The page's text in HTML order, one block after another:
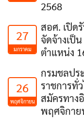
2568
27
มกราคม
สอศ. เปิด
จัดจ้างเป็
ตำแหน่ง
26
พฤศจิกายน
กรมชลปร
ราชการทั่
สมัครทาง
พฤศจิกาย